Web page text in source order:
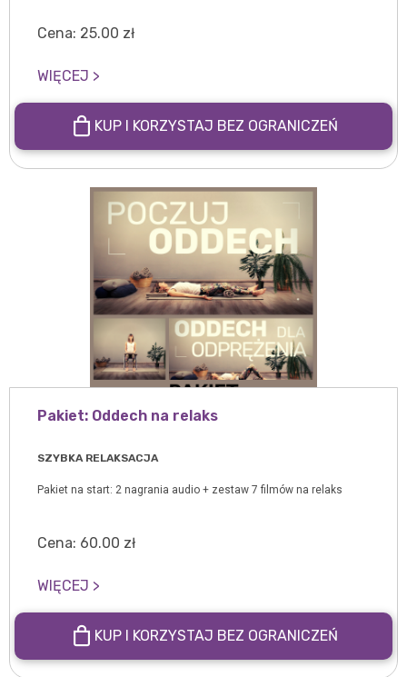
Cena: 25.00 zł
WIĘCEJ >
KUP I KORZYSTAJ BEZ OGRANICZEŃ
Pakiet: Oddech na relaks
SZYBKA RELAKSACJA
Pakiet na start: 2 nagrania audio + zestaw 7 filmów na relaks
Cena: 60.00 zł
WIĘCEJ >
KUP I KORZYSTAJ BEZ OGRANICZEŃ